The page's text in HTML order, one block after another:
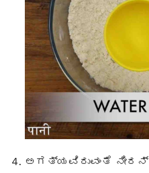
ಅಗತ್ಯವಿರುವಂತೆ